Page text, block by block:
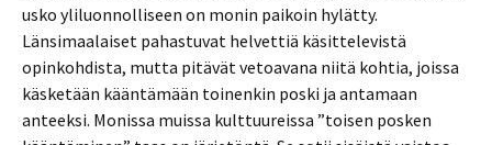
usko yliluonnolliseen on monin paikoin hylätty.
Länsimaalaiset pahastuvat helvettiä käsittelevistä
opinkohdista, mutta pitävät vetoavana niitä kohtia, joissa
käsketään kääntämään toinenkin poski ja antamaan
anteeksi. Monissa muissa kulttuureissa ”toisen posken